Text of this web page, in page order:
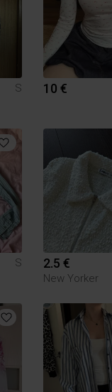
S
10 €
S
2.5 €
New Yorker